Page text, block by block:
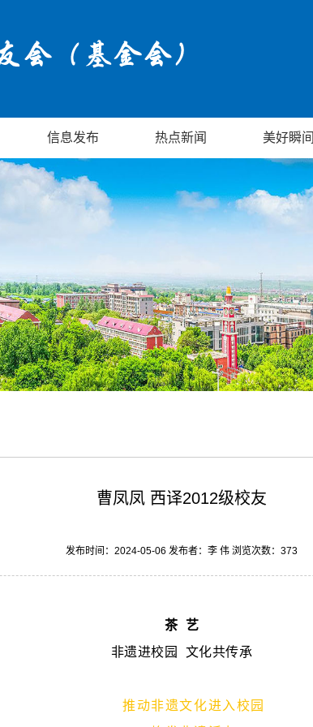
信息发布 热点新闻 美好瞬间
曹凤凤 西译2012级校友
发布时间：2024-05-06 发布者：李 伟 浏览次数： 373
茶 艺
非遗进校园 文化共传承
推动非遗文化进入校园